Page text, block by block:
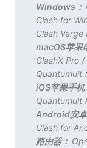
Windows：
Clash for
Clash Verge
macOS苹果
ClashX Pro/
Quantumult
iOS苹果手机
Quantumult
Android安卓
Clash for
路由器：